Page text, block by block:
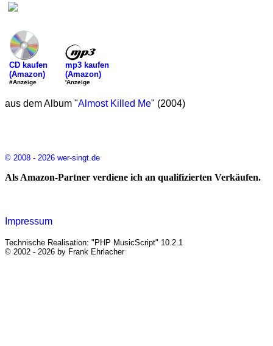
CD kaufen
(Amazon)
#Anzeige
mp3 kaufen
(Amazon)
'Anzeige
aus dem Album "Almost Killed Me" (2004)
© 2008 - 2026 wer-singt.de
Als Amazon-Partner verdiene ich an qualifizierten Verkäufen.
Impressum
Technische Realisation: "PHP MusicScript" 10.2.1
© 2002 - 2026 by Frank Ehrlacher